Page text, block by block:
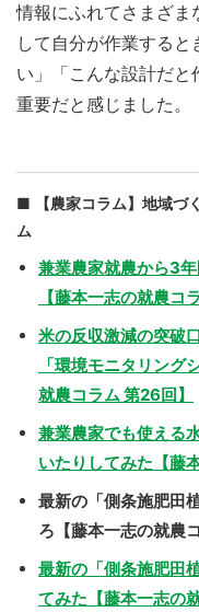
情報にふれてさまざま
して自分が作業する
い」「こんな設計だ
重要だと感じました。
【農家コラム】地域
ム
兼業農家就農から3
【藤本一志の就農コ
米の反収激減の突破
「環境モニタリング
就農コラム 第26回】
兼業農家でも使える
いたりしてみた【藤
最新の「側条施肥田
ろ【藤本一志の就農
最新の「側条施肥田
てみた【藤本一志の